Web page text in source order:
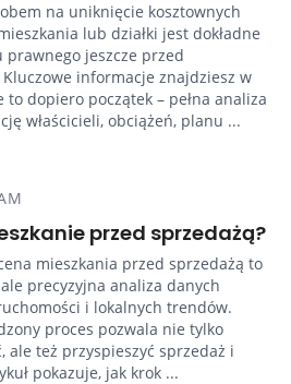
na uniknięcie kosztownych
lub działki jest dokładne
jeszcze przed
informacje znajdziesz w
to dopiero początek – pełna analiza
właścicieli, obciążeń, planu ...
przed sprzedażą?
mieszkania przed sprzedażą to
precyzyjna analiza danych
i lokalnych trendów.
proces pozwala nie tylko
ale też przyspieszyć sprzedaż i
pokazuje, jak krok ...